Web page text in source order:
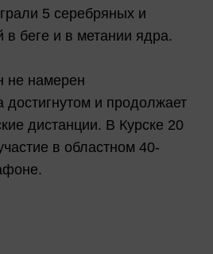
5 серебряных и
беге и в метании ядра.
не намерен
достигнутом и продолжает
дистанции. В Курске 20
в областном 40-